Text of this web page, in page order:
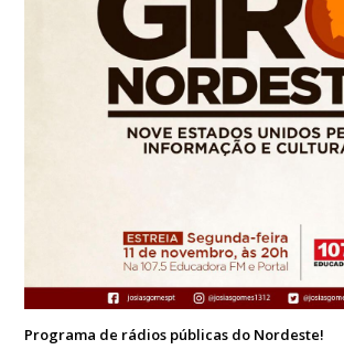
Programa de rádios públicas do Nordeste!